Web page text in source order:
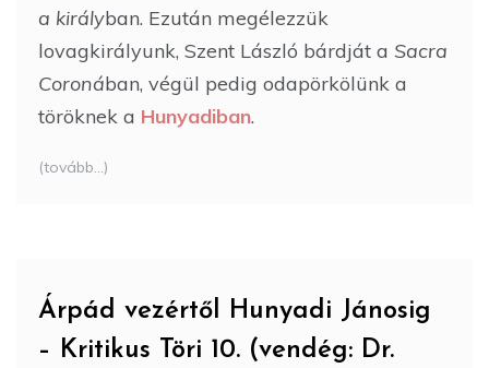
a királyban. Ezután megélezzük
lovagkirályunk, Szent László bárdját a Sacra
Coronában, végül pedig odapörkölünk a
töröknek a Hunyadiban.
(tovább…)
Árpád vezértől Hunyadi Jánosig
– Kritikus Töri 10. (vendég: Dr.